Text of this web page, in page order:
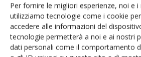
Per fornire le migliori esperienze, noi e
utilizziamo tecnologie come i cookie
accedere alle informazioni del
tecnologie permetterà a noi e ai nostri
dati personali come il comportamento